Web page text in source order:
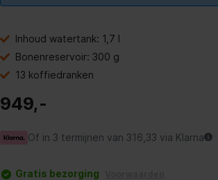
Inhoud watertank: 1,7 l
Bonenreservoir: 300 g
13 koffiedranken
949,-
Of in 3 termijnen van 316,33 via Klarna
Gratis bezorging